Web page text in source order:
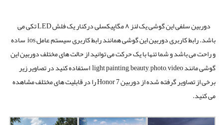
دوربین سلفی این گوشی یک لنز ۸ مگاپیکسلی درکنار یک فلش LED تکی می
باشد. رابط کاربری دوربین این گوشی همانند رابط کاربری سیستم عامل ios ساده
و راحت می باشد و شما تنها با یک حرکت می توانید از حالت های مختلف دوربین این
گوشی مانند light painting, beauty, photo, video استفاده کنید در تصاویر زیر
برخی از تصاویر گرفته شده از دوربین Honor 7 را در قابلیت های مختلف مشاهده
می کنید.